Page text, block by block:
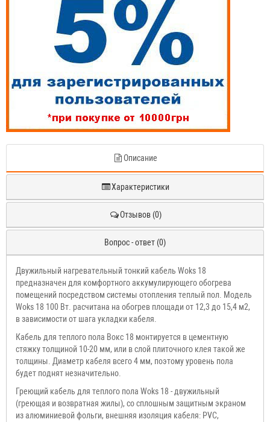
Описание
Характеристики
Отзывов (0)
Вопрос - ответ (0)
Двужильный нагревательный тонкий кабель Woks 18
предназначен для комфортного аккумулирующего обогрева
помещений посредством системы отопления теплый пол. Модель
Woks 18 100 Вт. раcчитана на обогрев площади от 12,3 до 15,4 м2,
в зависимости от шага укладки кабеля.
Кабель для теплого пола Вокс 18 монтируется в цементную
стяжку толщиной 10-20 мм, или в слой плиточного клея такой же
толщины. Диаметр кабеля всего 4 мм, поэтому уровень пола
будет поднят незначительно.
Греющий кабель для теплого пола Woks 18 - двужильный
(греющая и возвратная жилы), со сплошным защитным экраном
из алюминиевой фольги, внешняя изоляция кабеля: PVC,